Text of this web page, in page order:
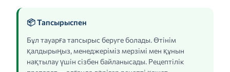
📦 Тапсырыспен
Бұл тауарға тапсырыс беруге болады. Өтінім
қалдырыңыз, менеджеріміз мерзімі мен құнын
нақтылау үшін сізбен байланысады. Рецептілік